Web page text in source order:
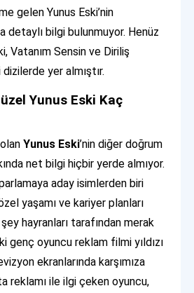
gelen Yunus Eski’nin
detaylı bilgi bulunmuyor. Henüz
Vatanım Sensin ve Diriliş
yer almıştır.
Yunus Eski Kaç
Yunus Eski’nin diğer doğrum
net bilgi hiçbir yerde almıyor.
parlamaya aday isimlerden biri
yaşamı ve kariyer planları
hayranları tarafından merak
genç oyuncu reklam filmi yıldızı
ekranlarında karşımıza
reklamı ile ilgi çeken oyuncu,